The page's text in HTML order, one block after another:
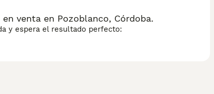
venta en Pozoblanco, Córdoba.
y espera el resultado perfecto: